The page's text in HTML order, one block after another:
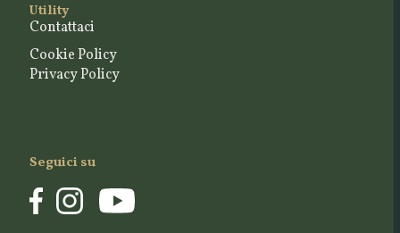
Utility
Contattaci
Cookie Policy
Privacy Policy
Seguici su